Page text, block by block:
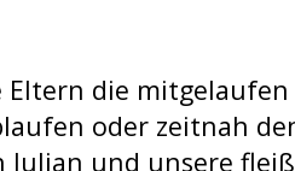
Eltern die mitgelaufen
oder zeitnah
und unsere